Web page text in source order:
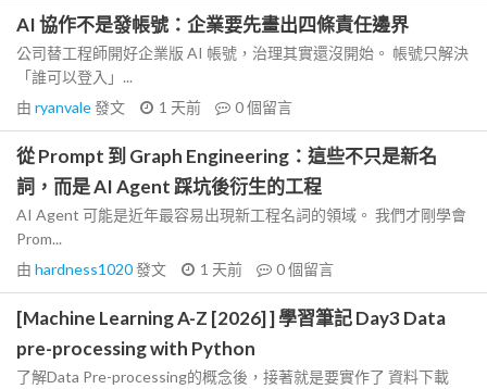
AI 協作不是發帳號：企業要先畫出四條責任邊界
公司替工程師開好企業版 AI 帳號，治理其實還沒開始。 帳號只解決
「誰可以登入」...
由 ryanvale發文 1 天前 0個留言
從 Prompt 到 Graph Engineering：這些不只是新名
詞，而是 AI Agent 踩坑後衍生的工程
AI Agent 可能是近年最容易出現新工程名詞的領域。 我們才剛學會
Prom...
由 hardness1020發文 1 天前 0個留言
[Machine Learning A-Z [2026] ] 學習筆記 Day3 Data
pre-processing with Python
了解Data Pre-processing的概念後，接著就是要實作了 資料下載